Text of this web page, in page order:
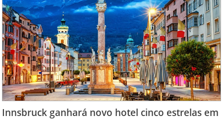
Innsbruck ganhará novo hotel cinco estrelas em